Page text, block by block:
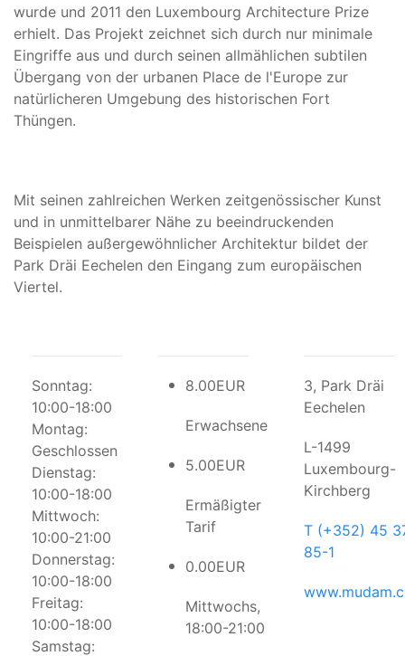
wurde und 2011 den Luxembourg Architecture Prize
erhielt. Das Projekt zeichnet sich durch nur minimale
Eingriffe aus und durch seinen allmählichen subtilen
Übergang von der urbanen Place de l'Europe zur
natürlicheren Umgebung des historischen Fort
Thüngen.
Mit seinen zahlreichen Werken zeitgenössischer Kunst
und in unmittelbarer Nähe zu beeindruckenden
Beispielen außergewöhnlicher Architektur bildet der
Park Dräi Eechelen den Eingang zum europäischen
Viertel.
Sonntag:
10:00-18:00
Montag:
Geschlossen
Dienstag:
10:00-18:00
Mittwoch:
10:00-21:00
Donnerstag:
10:00-18:00
Freitag:
10:00-18:00
Samstag:
8.00EUR
Erwachsene
5.00EUR
Ermäßigter
Tarif
0.00EUR
Mittwochs,
18:00-21:00
3, Park Dräi
Eechelen
L-1499
Luxembourg-
Kirchberg
T (+352) 45
85-1